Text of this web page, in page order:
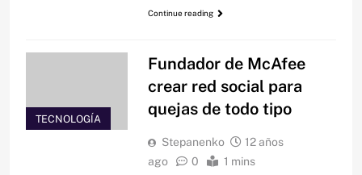
Continue reading
TECNOLOGÍA
Fundador de McAfee
crear red social para
quejas de todo tipo
Stepanenko
12 años
ago
0 1 mins